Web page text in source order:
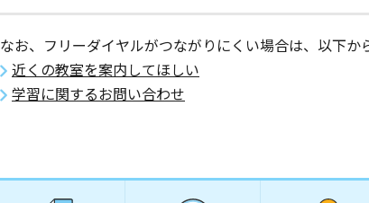
なお、フリーダイヤルがつながりにくい場合は、以下か
近くの教室を案内してほしい
学習に関するお問い合わせ